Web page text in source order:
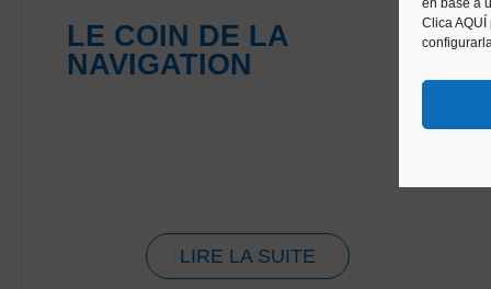
en base a
Clica AQUÍ
LE COIN DE LA
NAVIGATION
LIRE LA SUITE